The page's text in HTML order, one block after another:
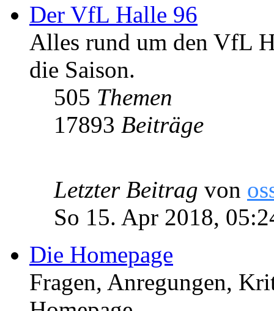
Der VfL Halle 96
Alles rund um den VfL
die Saison.
505 Themen
17893 Beiträge
Letzter Beitrag von
So 15. Apr 2018,
Die Homepage
Fragen, Anregungen,